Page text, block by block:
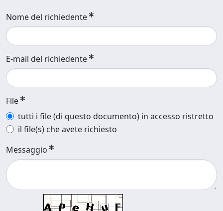
Nome del richiedente
E-mail del richiedente
File
tutti i file (di questo documento) in accesso ristretto
il file(s) che avete richiesto
Messaggio